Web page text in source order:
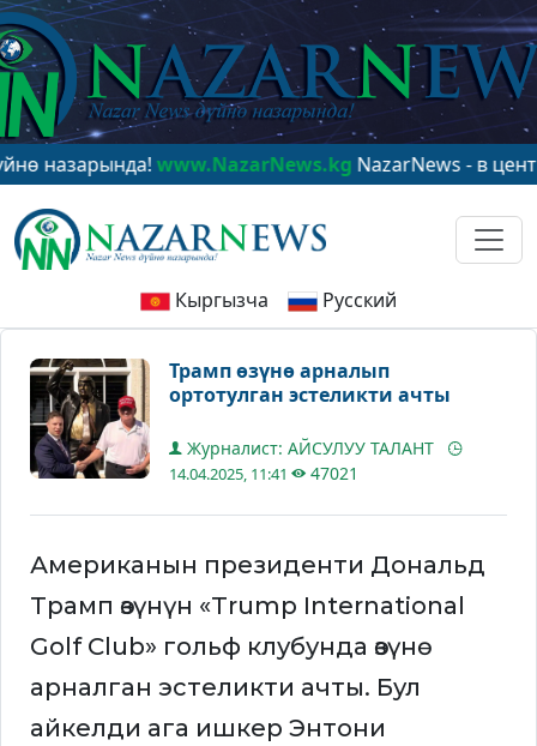
www.NazarNews.kgNazarNews - в центре
Кыргызча Русский
Трамп өзүнө арналып
ортотулган эстеликти ачты
Журналист: АЙСУЛУУ ТАЛАНТ
14.04.2025, 11:41 47021
Американын президенти Дональд
Трамп өзүнүн «Trump International
Golf Club» гольф клубунда өзүнө
арналган эстеликти ачты. Бул
айкелди ага ишкер Энтони